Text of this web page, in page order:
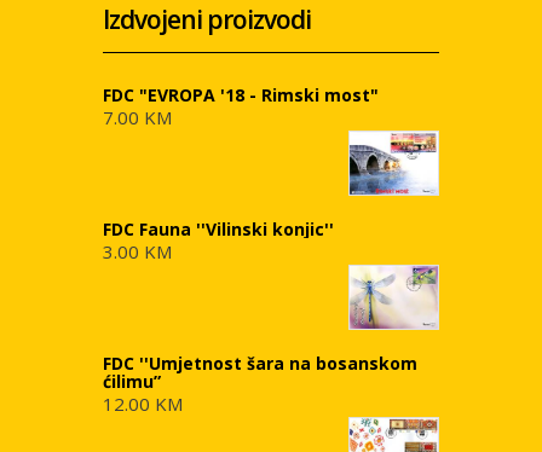
Izdvojeni proizvodi
FDC "EVROPA '18 - Rimski most"
7.00 KM
FDC Fauna ''Vilinski konjic''
3.00 KM
FDC ''Umjetnost šara na bosanskom
ćilimu”
12.00 KM